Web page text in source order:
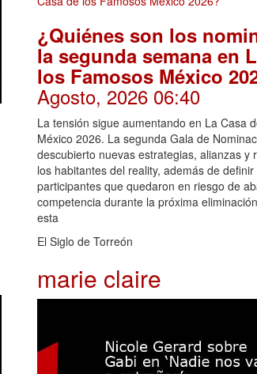
¿Quiénes son los
la segunda semana en
los Famosos México
Agosto, 2026 06:40
La tensión sigue aumentando en La Casa
México 2026. La segunda Gala de
descubierto nuevas estrategias, alianzas y
los habitantes del reality, además de definir
participantes que quedaron en riesgo de
competencia durante la próxima
esta
El Siglo de Torreón
marie claire